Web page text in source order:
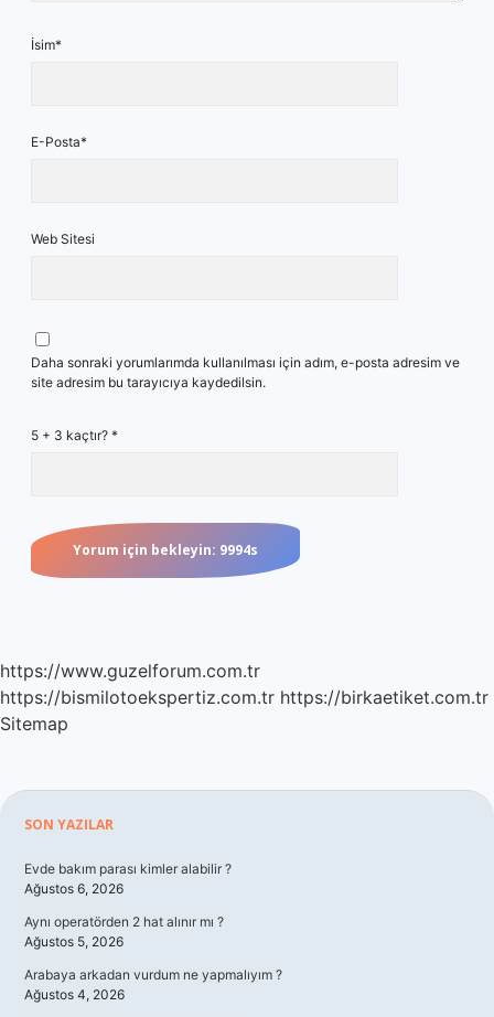
İsim*
E-Posta*
Web Sitesi
Daha sonraki yorumlarımda kullanılması için adım, e-posta adresim ve
site adresim bu tarayıcıya kaydedilsin.
5 + 3 kaçtır? *
https://www.guzelforum.com.tr
https://bismilotoekspertiz.com.tr https://birkaetiket.com.tr
Sitemap
Sidebar
SON YAZILAR
Evde bakım parası kimler alabilir ?
Ağustos 6, 2026
Aynı operatörden 2 hat alınır mı ?
Ağustos 5, 2026
Arabaya arkadan vurdum ne yapmalıyım ?
Ağustos 4, 2026